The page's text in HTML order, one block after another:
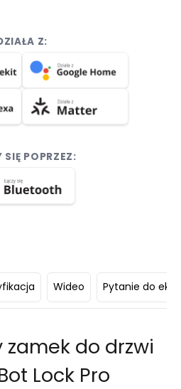
Z:
SIĘ POPRZEZ:
Wideo Pytanie do
do drzwi
Lock Pro